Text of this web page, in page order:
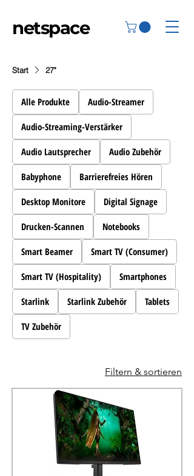
netspace
Start 27"
Alle Produkte Audio-Streamer
Audio-Streaming-Verstärker
Audio Lautsprecher Audio Zubehör
Babyphone Barrierefreies Hören
Desktop Monitore Digital Signage
Drucken-Scannen Notebooks
Smart Beamer Smart TV (Consumer)
Smart TV (Hospitality) Smartphones
Starlink Starlink Zubehör Tablets
TV Zubehör
Filtern & sortieren